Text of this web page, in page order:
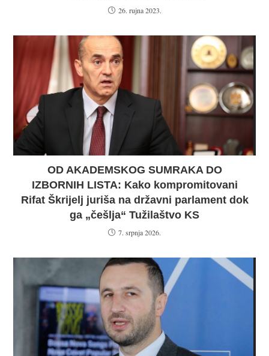
26. rujna 2023.
OD AKADEMSKOG SUMRAKA DO
IZBORNIH LISTA: Kako kompromitovani
Rifat Škrijelj juriša na državni parlament dok
ga „češlja“ Tužilaštvo KS
7. srpnja 2026.